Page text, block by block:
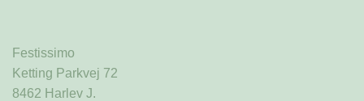
Festissimo
Ketting Parkvej 72
8462 Harlev J.